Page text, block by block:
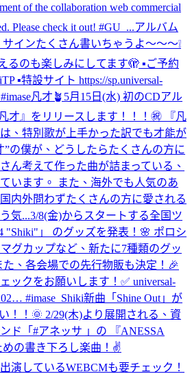
of the collaboration web commercial
Please check it out! #GU_...アルバム
インたくさん書いちゃうよ〜〜〜❕
るのも楽しみにしてます🫣 ▪️ご予約
▪️特設サイト https://sp.universal-
凡才🪴 5月15日(水) 初のCDアル
才』をリリースします！！！㊗ 『凡
、特別歌が上手かった訳でも才能が
”の僕が、どうしたらたくさんの方に
ん考えて作った曲が詰まっている、
います。 また、海外でも人気のあ
内外問わずたくさんの方に愛される
気...3/8(金)からスタートする全国ツ
"Shiki"」 のグッズを発表！🌸 ポロシ
グカップなど、新たに7種類のグッ
、各会場での先行物販も決定！🎉
ックをお願いします！✅ universal-
#imase_Shiki新曲「Shine Out」が
！！🌞 2/29(木)より展開される、資
ド「#アネッサ 」の 『ANESSA
めの書き下ろし楽曲！✌️
演しているWEBCMも要チェック！